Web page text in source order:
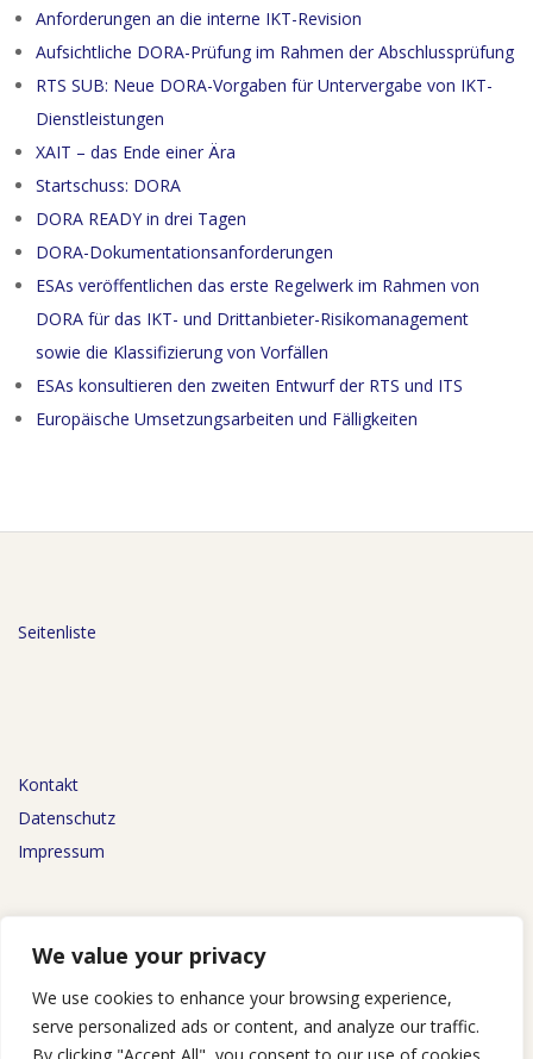
We value your privacy
We use cookies to enhance your browsing experience,
serve personalized ads or content, and analyze our traffic.
Anforderungen an die interne IKT-Revision
Aufsichtliche DORA-Prüfung im Rahmen der Abschlussprüfung
RTS SUB: Neue DORA-Vorgaben für Untervergabe von IKT-
Dienstleistungen
XAIT – das Ende einer Ära
Startschuss: DORA
DORA READY in drei Tagen
DORA-Dokumentationsanforderungen
ESAs veröffentlichen das erste Regelwerk im Rahmen von
DORA für das IKT- und Drittanbieter-Risikomanagement
sowie die Klassifizierung von Vorfällen
ESAs konsultieren den zweiten Entwurf der RTS und ITS
Europäische Umsetzungsarbeiten und Fälligkeiten
Seitenliste
Kontakt
Datenschutz
Impressum
AGB